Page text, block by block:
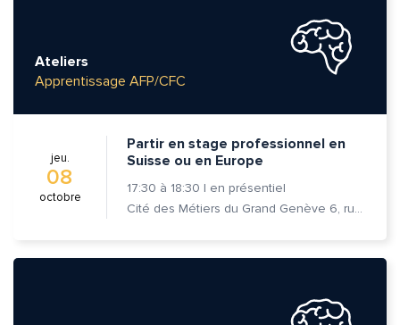
Ateliers
Apprentissage AFP/CFC
jeu.
08
octobre
Partir en stage professionnel en
Suisse ou en Europe
17:30 à 18:30 | en présentiel
Cité des Métiers du Grand Genève 6, rue Prévost-Martin 1205 Genève
Quelle est la pertinence de cette page?